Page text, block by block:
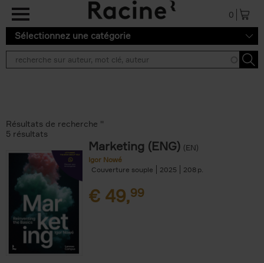
Aller au contenu principal
0
Sélectionnez une catégorie
Résultats de recherche ''
5 résultats
Marketing (ENG) (EN)
Igor Nowé
Couverture souple
2025 208
€ 49,99